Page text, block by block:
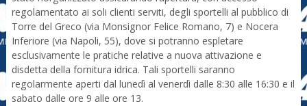
regolamentato ai soli clienti serviti, degli sportelli al pubblico di
Torre del Greco (via Monsignor Felice Romano, 7) e Nocera
Inferiore (via Napoli, 55), dove si potranno espletare
esclusivamente le pratiche relative a nuova attivazione e
disdetta della fornitura idrica. Tali sportelli saranno
regolarmente aperti dal lunedì al venerdì dalle 8:30 alle 16:30 e il
sabato dalle ore 9 alle ore 13.